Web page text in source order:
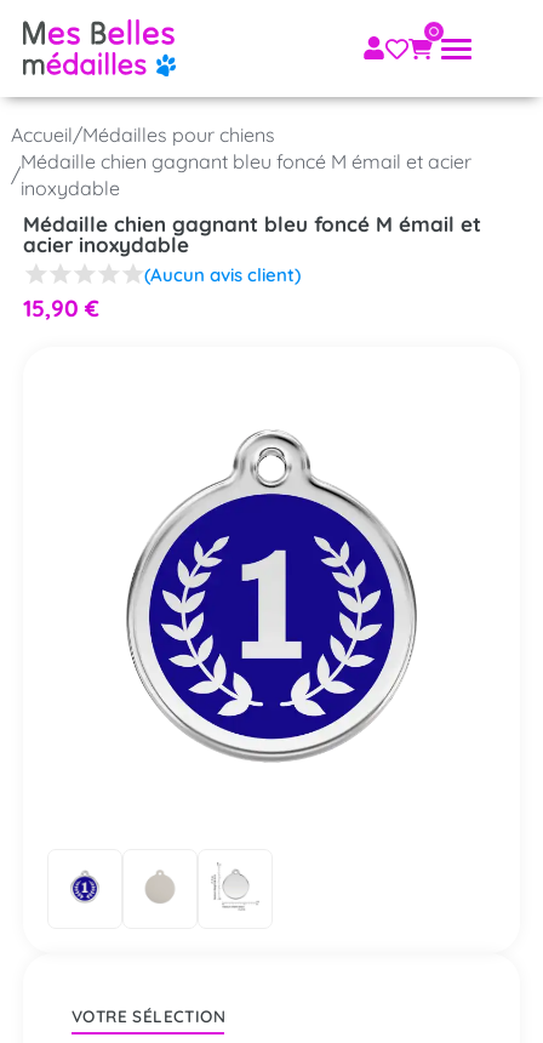
Accueil/Médailles pour chiens
/
Médaille chien gagnant bleu foncé M émail et acier
inoxydable
Médaille chien gagnant bleu foncé M émail et
acier inoxydable
(Aucun avis client)
15,90 €
VOTRE SÉLECTION